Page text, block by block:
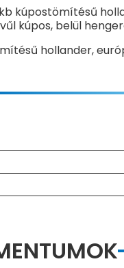
kúpostömítésű
kúpos, belül
hollander,